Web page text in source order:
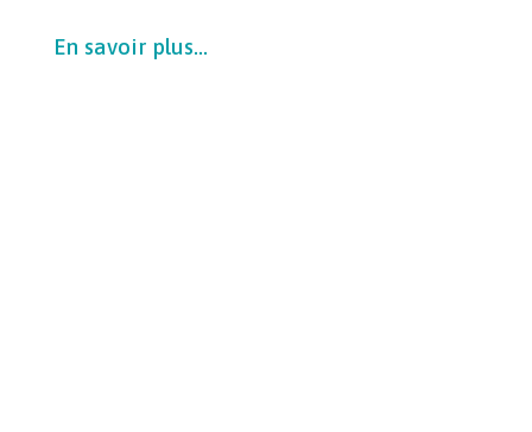
En savoir plus…